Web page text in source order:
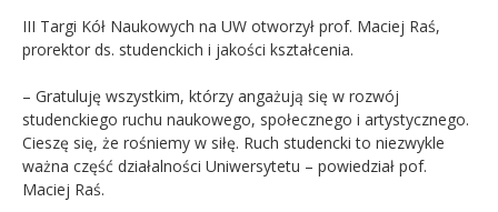
III Targi Kół Naukowych na UW otworzył prof. Maciej Raś,
prorektor ds. studenckich i jakości kształcenia.
– Gratuluję wszystkim, którzy angażują się w rozwój
studenckiego ruchu naukowego, społecznego i artystycznego.
Cieszę się, że rośniemy w siłę. Ruch studencki to niezwykle
ważna część działalności Uniwersytetu – powiedział pof.
Maciej Raś.